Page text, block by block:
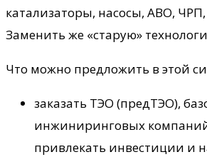
катализаторы, насосы, АВО,
Заменить же «старую»
Что можно предложить в этой
заказать ТЭО (предТЭО),
инжиниринговых компаний
привлекать инвестиции и